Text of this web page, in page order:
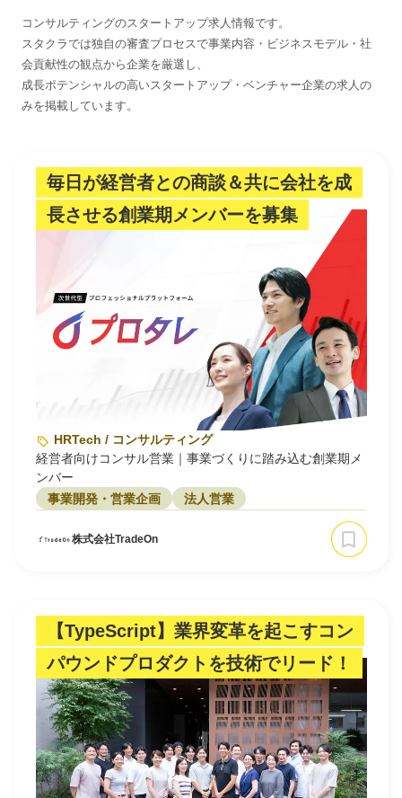
コンサルティングのスタートアップ求人情報です。
スタクラでは独自の審査プロセスで事業内容・ビジネスモデル・社
会貢献性の観点から企業を厳選し、
成長ポテンシャルの高いスタートアップ・ベンチャー企業の求人の
みを掲載しています。
毎日が経営者との商談＆共に会社を成
長させる創業期メンバーを募集
HRTech / コンサルティング
経営者向けコンサル営業｜事業づくりに踏み込む創業期メ
ンバー
事業開発・営業企画
法人営業
株式会社TradeOn
【TypeScript】業界変革を起こすコン
パウンドプロダクトを技術でリード！